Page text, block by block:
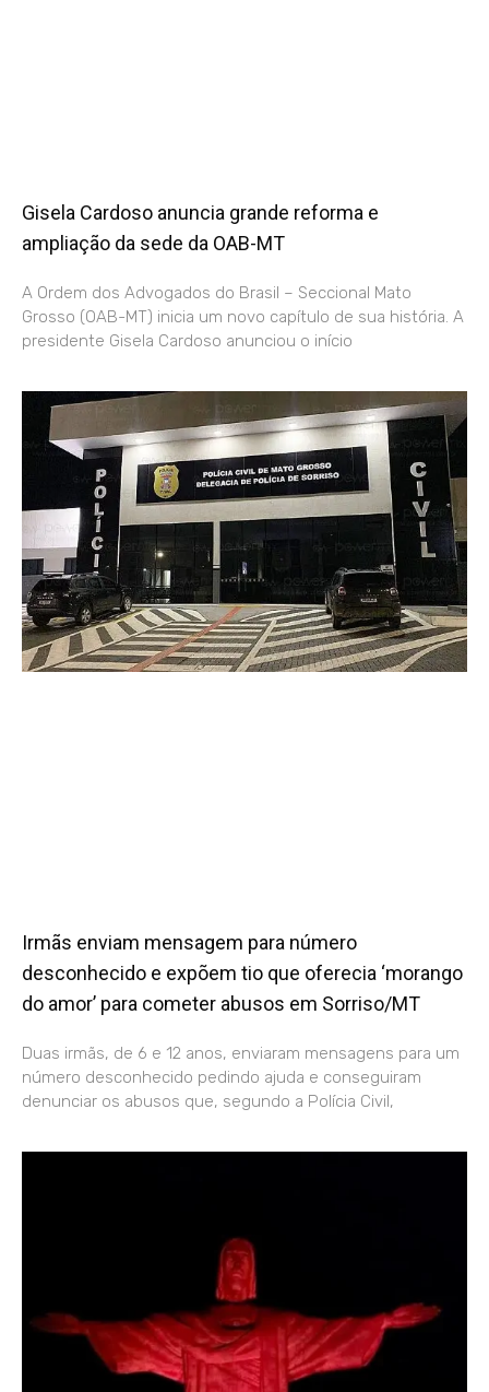
Gisela Cardoso anuncia grande reforma e
ampliação da sede da OAB-MT
A Ordem dos Advogados do Brasil – Seccional Mato
Grosso (OAB-MT) inicia um novo capítulo de sua história. A
presidente Gisela Cardoso anunciou o início
Irmãs enviam mensagem para número
desconhecido e expõem tio que oferecia ‘morango
do amor’ para cometer abusos em Sorriso/MT
Duas irmãs, de 6 e 12 anos, enviaram mensagens para um
número desconhecido pedindo ajuda e conseguiram
denunciar os abusos que, segundo a Polícia Civil,